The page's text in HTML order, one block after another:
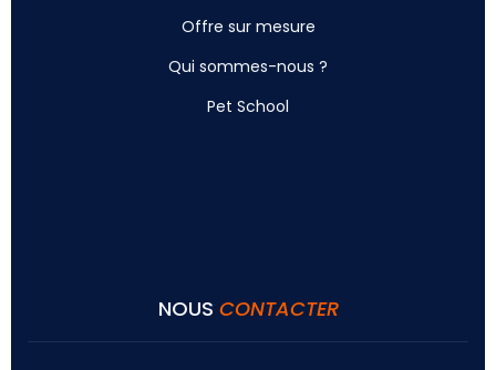
Offre sur mesure
Qui sommes-nous ?
Pet School
NOUS CONTACTER